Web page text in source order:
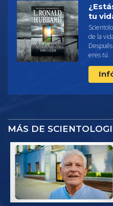
tu
de la
erestú.
MÁS DE